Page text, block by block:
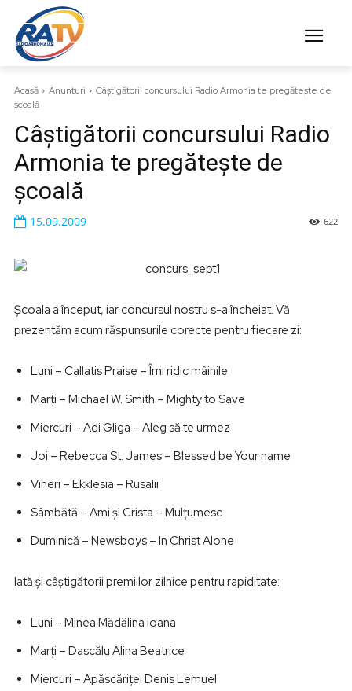
Acasă Anunturi
Câştigătorii concursului Radio Armonia te pregăteşte de
şcoală
Câştigătorii concursului Radio
Armonia te pregăteşte de
şcoală
622
15.09.2009
Şcoala a început, iar concursul nostru s-a încheiat. Vă
prezentăm acum răspunsurile corecte pentru fiecare zi:
Luni – Callatis Praise – Îmi ridic mâinile
Marţi – Michael W. Smith – Mighty to Save
Miercuri – Adi Gliga – Aleg să te urmez
Joi – Rebecca St. James – Blessed be Your name
Vineri – Ekklesia – Rusalii
Sâmbătă – Ami şi Crista – Mulţumesc
Duminică – Newsboys – In Christ Alone
Iată şi câştigătorii premiilor zilnice pentru rapiditate:
Luni – Minea Mădălina Ioana
Marţi – Dascălu Alina Beatrice
Miercuri – Apăscăriţei Denis Lemuel